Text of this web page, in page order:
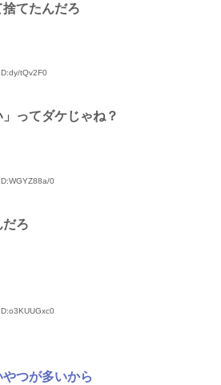
てたんだろ
ID:dy/tQv2F0
」ってダケじゃね？
ID:WGYZ88a/0
ろ
ID:o3KUUGxc0
つが多いから